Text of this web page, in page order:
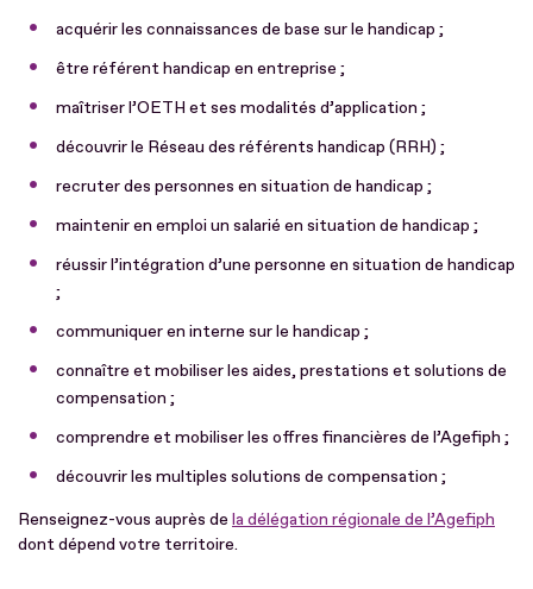
acquérir les connaissances de base sur le handicap ;
être référent handicap en entreprise ;
maîtriser l’OETH et ses modalités d’application ;
découvrir le Réseau des référents handicap (RRH) ;
recruter des personnes en situation de handicap ;
maintenir en emploi un salarié en situation de handicap ;
réussir l’intégration d’une personne en situation de handicap
;
communiquer en interne sur le handicap ;
connaître et mobiliser les aides, prestations et solutions de
compensation ;
comprendre et mobiliser les offres financières de l’Agefiph ;
découvrir les multiples solutions de compensation ;
Renseignez-vous auprès de la délégation régionale de l’Agefiph
dont dépend votre territoire.